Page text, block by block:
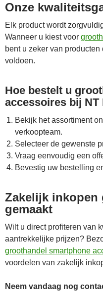
Onze
Elk product wordt
Wanneer u kiest voor
bent u zeker van
voldoen.
Hoe bestelt u
accessoires bij NT
Bekijk het assortiment
verkoopteam.
Selecteer de gewenste
Vraag eenvoudig een
Bevestig uw bestelling
Zakelijk inkopen
gemaakt
Wilt u direct profiteren van
aantrekkelijke prijzen?
groothandel smartphone
voordelen van zakelijk
Neem vandaag nog